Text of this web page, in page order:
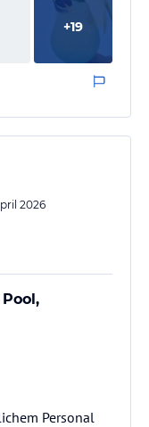
Essen ist sehr
ich für einen
ok finde.Es gibt
Stiel etc.…
+19
2026
Personal